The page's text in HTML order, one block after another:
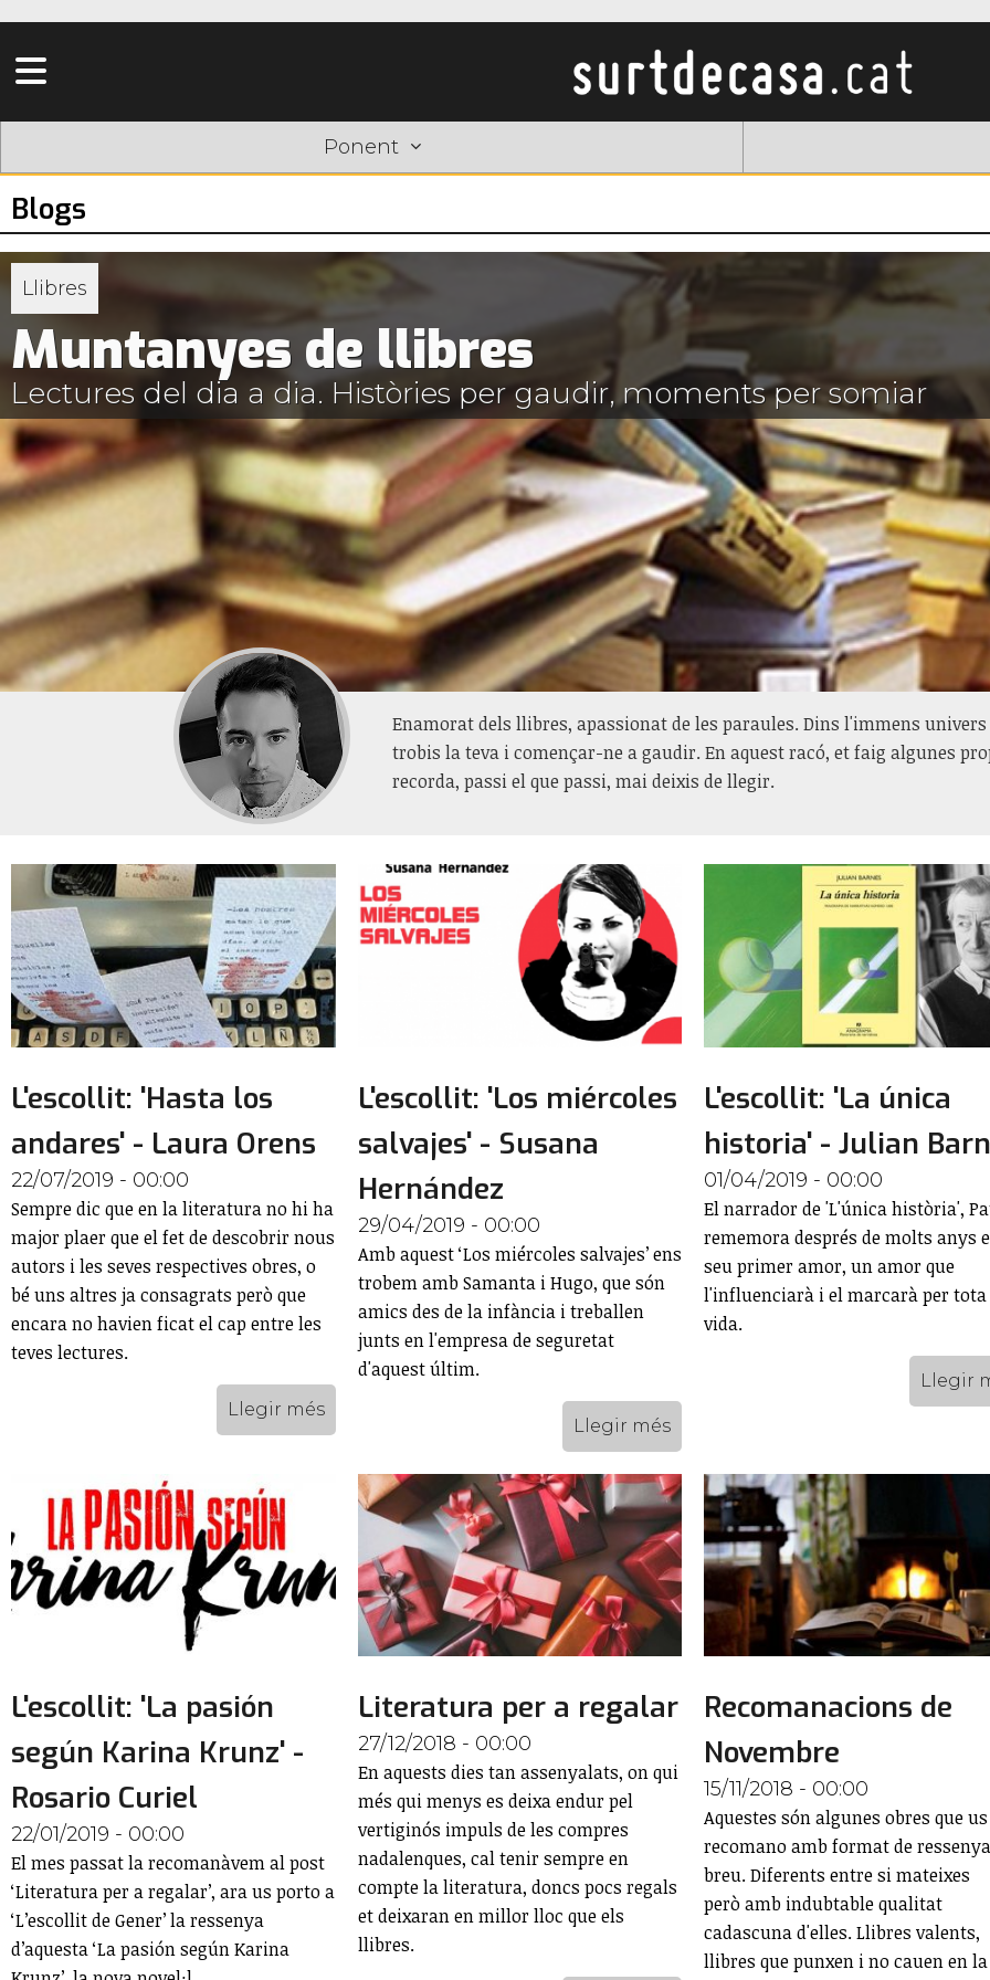
Ponent
Blogs
Llibres
Muntanyes de llibres
Lectures del dia a dia. Històries per gaudir, moments per somiar
Enamorat dels llibres, apassionat de les paraules. Dins l'immens
trobis la teva i començar-ne a gaudir. En aquest racó, et faig algunes
recorda, passi el que passi, mai deixis de llegir.
L'escollit: 'Hasta los
andares' - Laura Orens
22/07/2019 - 00:00
Sempre dic que en la literatura no hi ha
major plaer que el fet de descobrir nous
autors i les seves respectives obres, o
bé uns altres ja consagrats però que
encara no havien ficat el cap entre les
teves lectures.
Llegir més
L'escollit: 'Los miércoles
salvajes' - Susana
Hernández
29/04/2019 - 00:00
Amb aquest ‘Los miércoles salvajes’ ens
trobem amb Samanta i Hugo, que són
amics des de la infància i treballen
junts en l'empresa de seguretat
d'aquest últim.
Llegir més
L'escollit: 'La única
historia' - Julian
01/04/2019 - 00:00
El narrador de 'L'única història',
rememora després de molts anys
seu primer amor, un amor que
l'influenciarà i el marcarà per
vida.
Llegir
L'escollit: 'La pasión
según Karina Krunz' -
Rosario Curiel
22/01/2019 - 00:00
El mes passat la recomanàvem al post
‘Literatura per a regalar’, ara us porto a
‘L’escollit de Gener’ la ressenya
d’aquesta ‘La pasión según Karina
Literatura per a regalar
27/12/2018 - 00:00
En aquests dies tan assenyalats, on qui
més qui menys es deixa endur pel
vertiginós impuls de les compres
nadalenques, cal tenir sempre en
compte la literatura, doncs pocs regals
et deixaran en millor lloc que els
llibres.
Recomanacions de
Novembre
15/11/2018 - 00:00
Aquestes són algunes obres que us
recomano amb format de
breu. Diferents entre si mateixes
però amb indubtable qualitat
cadascuna d'elles. Llibres valents,
llibres que punxen i no cauen en la